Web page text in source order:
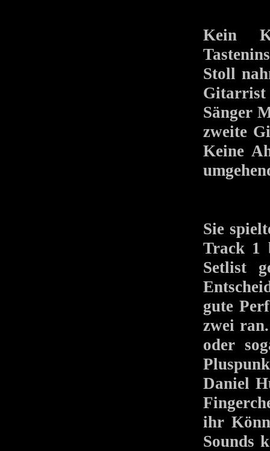
Kein
Stoll
Gitarrist
Sänger
zweite
Keine
Sie
Track 1
Setlist
gute
zwei
oder
Daniel
ihr
Sounds